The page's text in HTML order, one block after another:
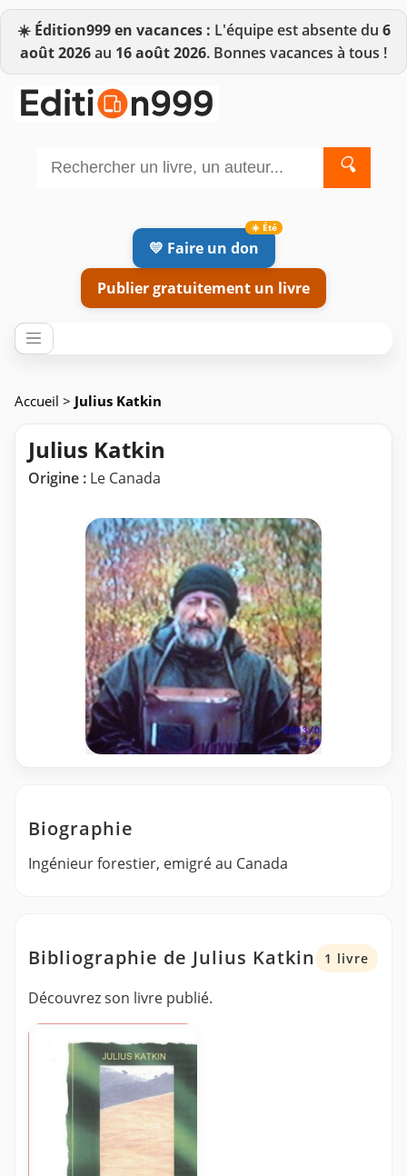
☀️ Édition999 en vacances : L'équipe est absente du 6
août 2026au 16 août 2026. Bonnes vacances à tous !
🔍
💛 Faire un don
Publier gratuitement un livre
Accueil > Julius Katkin
Julius Katkin
Origine : Le Canada
Biographie
Ingénieur forestier, emigré au Canada
Bibliographie de Julius Katkin 1 livre
Découvrez son livre publié.